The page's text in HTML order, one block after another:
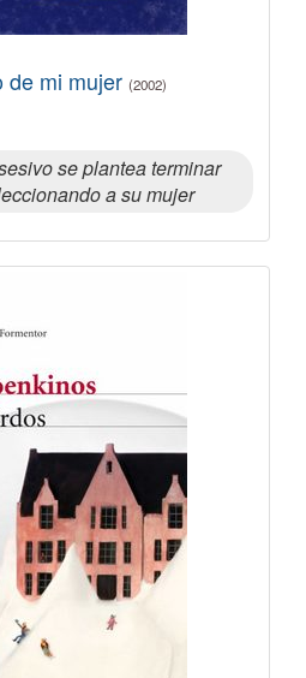
de mi mujer (2002)
se plantea terminar
a su mujer